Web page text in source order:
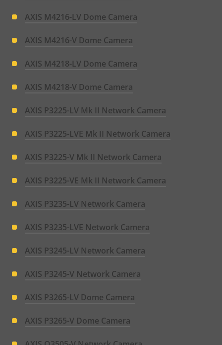
AXIS M4216-LV Dome Camera
AXIS M4216-V Dome Camera
AXIS M4218-LV Dome Camera
AXIS M4218-V Dome Camera
AXIS P3225-LV Mk II Network Camera
AXIS P3225-LVE Mk II Network Camera
AXIS P3225-V Mk II Network Camera
AXIS P3225-VE Mk II Network Camera
AXIS P3235-LV Network Camera
AXIS P3235-LVE Network Camera
AXIS P3245-LV Network Camera
AXIS P3245-V Network Camera
AXIS P3265-LV Dome Camera
AXIS P3265-V Dome Camera